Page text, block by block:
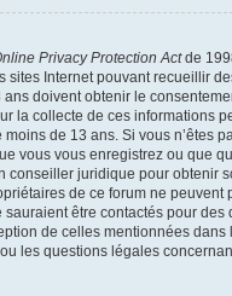
Privacy Protection Actde
sites Internet pouvant recueillir
doivent obtenir le
la collecte de ces informations
moins de 13 ans. Si vous n’êtes
vous vous enregistrez ou que
conseiller juridique pour obtenir
de ce forum ne peuvent
être contactés pour des
de celles mentionnées dans
les questions légales